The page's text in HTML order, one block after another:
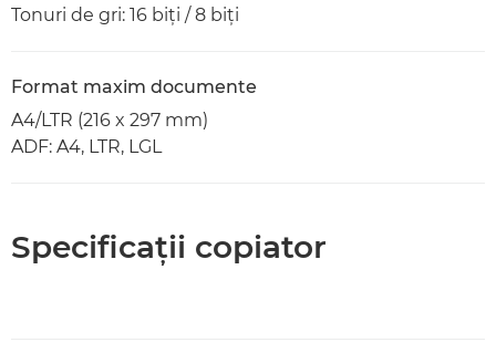
Tonuri de gri: 16 biţi / 8 biţi
Format maxim documente
A4/LTR (216 x 297 mm)
ADF: A4, LTR, LGL
Specificaţii copiator